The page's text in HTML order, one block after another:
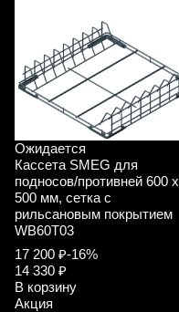
Ожидается
Кассета SMEG для
подносов/противней 600 x
500 мм, сетка с
рильсановым покрытием
WB60T03
17 200 ₽-16%
14 330 ₽
В корзину
Акция